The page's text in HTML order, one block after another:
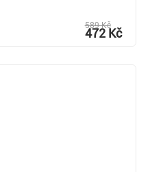
589 Kč
472 Kč